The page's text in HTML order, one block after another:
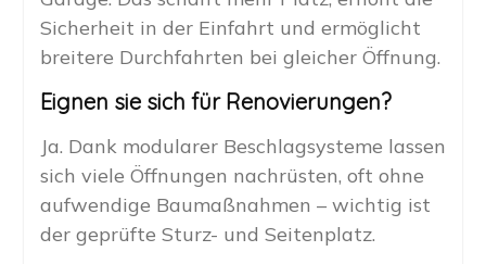
Sicherheit in der Einfahrt und ermöglicht
breitere Durchfahrten bei gleicher Öffnung.
Eignen sie sich für Renovierungen?
Ja. Dank modularer Beschlagsysteme lassen
sich viele Öffnungen nachrüsten, oft ohne
aufwendige Baumaßnahmen – wichtig ist
der geprüfte Sturz- und Seitenplatz.